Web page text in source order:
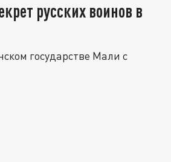
русских воинов в
государстве Мали с